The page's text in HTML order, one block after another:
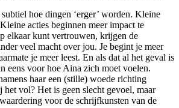
hoe dingen ‘erger’ worden. Kleine
acties beginnen meer impact te
elkaar kunt vertrouwen, krijgen de
veel macht over jou. Je begint je meer
je meer leest. En als dat al het geval is
eens voor hoe Aina zich moet voelen.
haar een (stille) woede richting
vol? Het is geen slecht gevoel, maar
voor de schrijfkunsten van de